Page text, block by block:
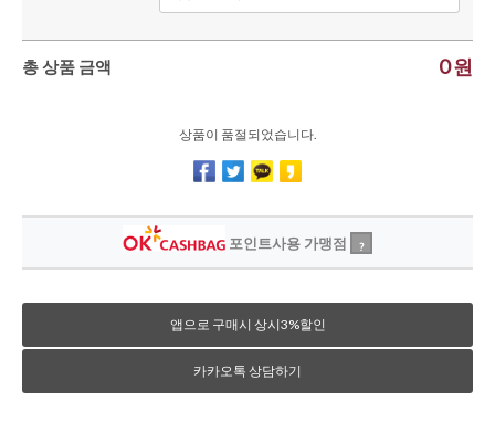
총 상품 금액 0원
상품이 품절되었습니다.
포인트사용 가맹점 ?
앱으로 구매시 상시3%할인
카카오톡 상담하기